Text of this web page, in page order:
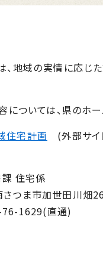
地域の実情に応じ
ついては、県のホー
住宅計画 (外部サイ
住宅係
つま市加世田川畑
1629(直通)